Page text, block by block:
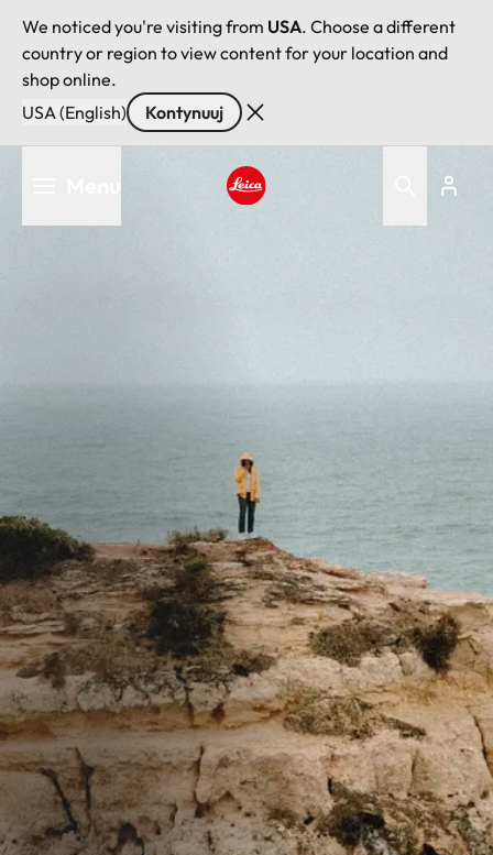
We noticed you're visiting from USA. Choose a different
country or region to view content for your location and
shop online.
USA (English)
Kontynuuj